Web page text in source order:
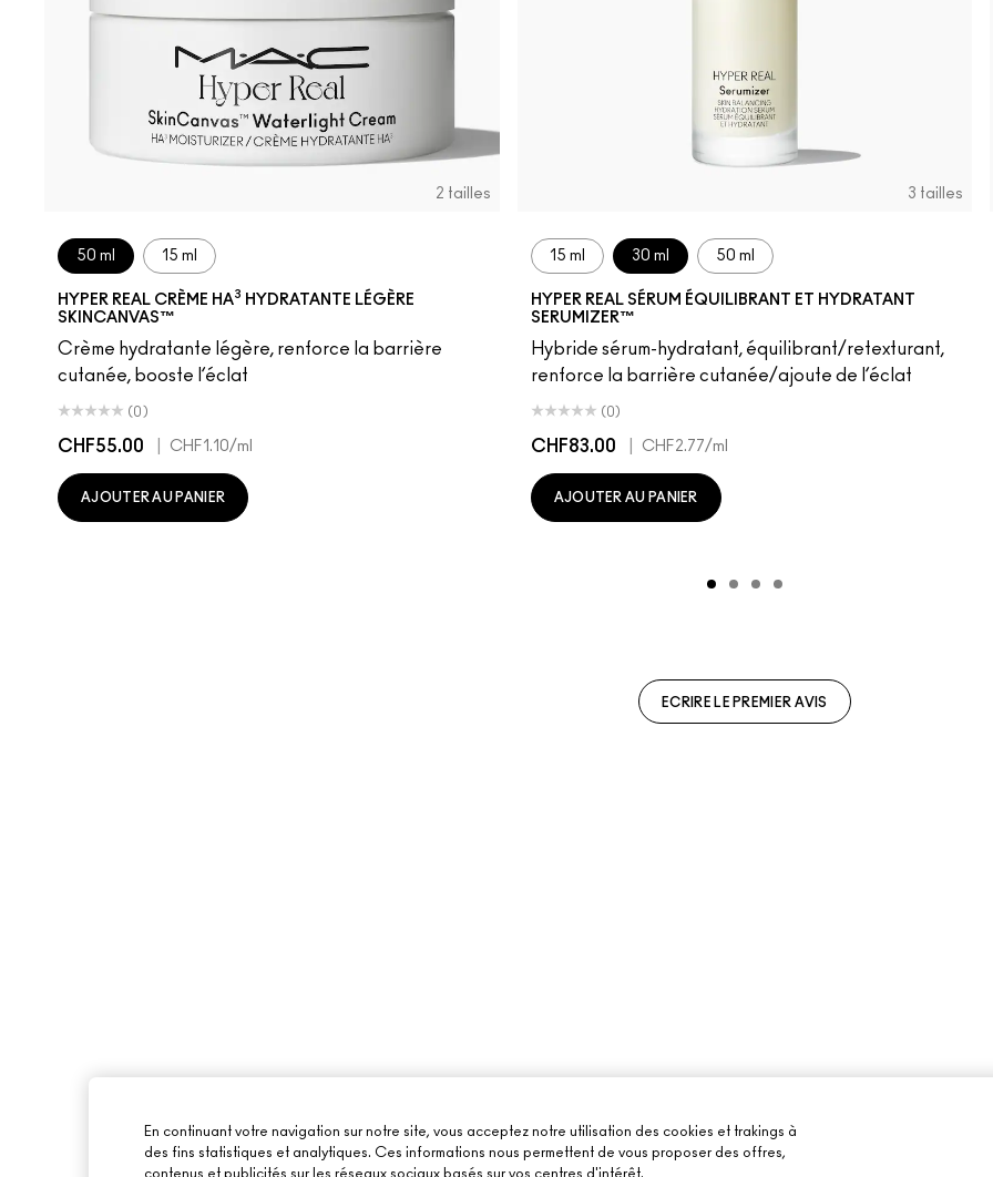
2 tailles
50 ml 15 ml
HYPER REAL CRÈME HA3 HYDRATANTE LÉGÈRE
SKINCANVAS™
Crème hydratante légère, renforce la barrière
cutanée, booste l’éclat
(0)
CHF55.00 CHF1.10/ml
AJOUTER AU PANIER
3 tailles
15 ml 30 ml 50 ml
HYPER REAL SÉRUM ÉQUILIBRANT ET HYDRATANT
SERUMIZER™
Hybride sérum-hydratant, équilibrant/retexturant,
renforce la barrière cutanée/ajoute de l’éclat
(0)
CHF83.00 CHF2.77/ml
AJOUTER AU PANIER
ECRIRE LE PREMIER AVIS
En continuant votre navigation sur notre site, vous acceptez notre utilisation des cookies et trakings à
des fins statistiques et analytiques. Ces informations nous permettent de vous proposer des offres,